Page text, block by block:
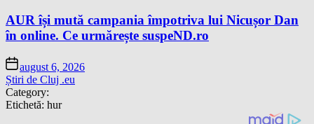
AUR își mută campania împotriva lui Nicușor Dan
în online. Ce urmărește suspeND.ro
august 6, 2026
Știri de Cluj .eu
Category:
Etichetă: hur